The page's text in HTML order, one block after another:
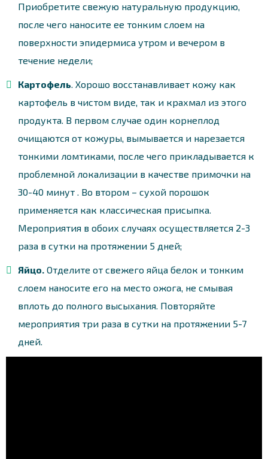
Приобретите свежую натуральную продукцию,
после чего наносите ее тонким слоем на
поверхности эпидермиса утром и вечером в
течение недели;
Картофель . Хорошо восстанавливает кожу как
картофель в чистом виде, так и крахмал из этого
продукта. В первом случае один корнеплод
очищаются от кожуры, вымывается и нарезается
тонкими ломтиками, после чего прикладывается к
проблемной локализации в качестве примочки на
30-40 минут . Во втором – сухой порошок
применяется как классическая присыпка.
Мероприятия в обоих случаях осуществляется 2-3
раза в сутки на протяжении 5 дней;
Яйцо. Отделите от свежего яйца белок и тонким
слоем наносите его на место ожога, не смывая
вплоть до полного высыхания. Повторяйте
мероприятия три раза в сутки на протяжении 5-7
дней.